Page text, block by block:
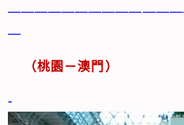
—
（桃園－澳門）
-